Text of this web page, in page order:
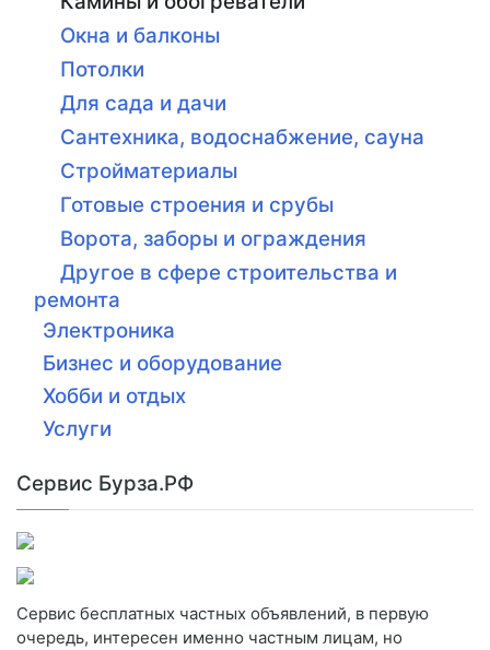
Окна и балконы
Потолки
Для сада и дачи
Сантехника, водоснабжение, сауна
Стройматериалы
Готовые строения и срубы
Ворота, заборы и ограждения
Другое в сфере строительства и
ремонта
Электроника
Бизнес и оборудование
Хобби и отдых
Услуги
Сервис Бурза.РФ
Сервис бесплатных частных объявлений, в первую
очередь, интересен именно частным лицам, но